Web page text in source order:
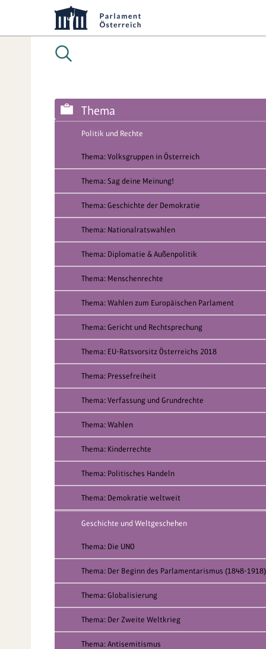
Thema
Politik und Rechte
Thema: Volksgruppen in Österreich
Thema: Sag deine Meinung!
Thema: Geschichte der Demokratie
Thema: Nationalratswahlen
Thema: Diplomatie & Außenpolitik
Thema: Menschenrechte
Thema: Wahlen zum Europäischen Parlament
Thema: Gericht und Rechtsprechung
Thema: EU-Ratsvorsitz Österreichs 2018
Thema: Pressefreiheit
Thema: Verfassung und Grundrechte
Thema: Wahlen
Thema: Kinderrechte
Thema: Politisches Handeln
Thema: Demokratie weltweit
Geschichte und Weltgeschehen
Thema: Die UNO
Thema: Der Beginn des Parlamentarismus (1848-1918)
Thema: Globalisierung
Thema: Der Zweite Weltkrieg
Thema: Antisemitismus